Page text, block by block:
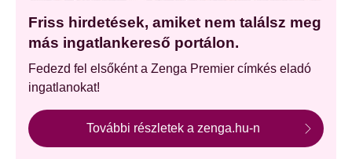
Friss hirdetések, amiket nem találsz meg
más ingatlankereső portálon.
Fedezd fel elsőként a Zenga Premier címkés eladó
ingatlanokat!
További részletek a zenga.hu-n